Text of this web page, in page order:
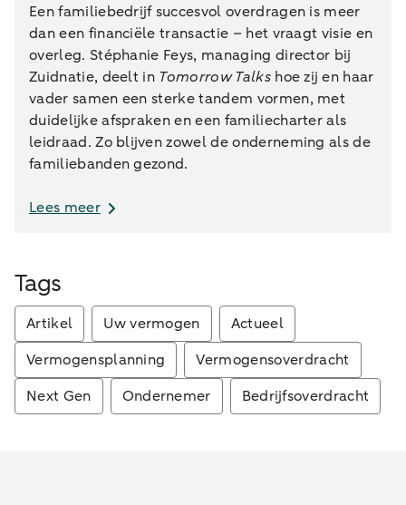
Een familiebedrijf succesvol overdragen is meer
dan een financiële transactie – het vraagt visie en
overleg. Stéphanie Feys, managing director bij
Zuidnatie, deelt in Tomorrow Talkshoe zij en haar
vader samen een sterke tandem vormen, met
duidelijke afspraken en een familiecharter als
leidraad. Zo blijven zowel de onderneming als de
familiebanden gezond.
Lees meer
Tags
Artikel Uw vermogen
Actueel
Vermogensplanning
Vermogensoverdracht
Next Gen
Ondernemer Bedrijfsoverdracht